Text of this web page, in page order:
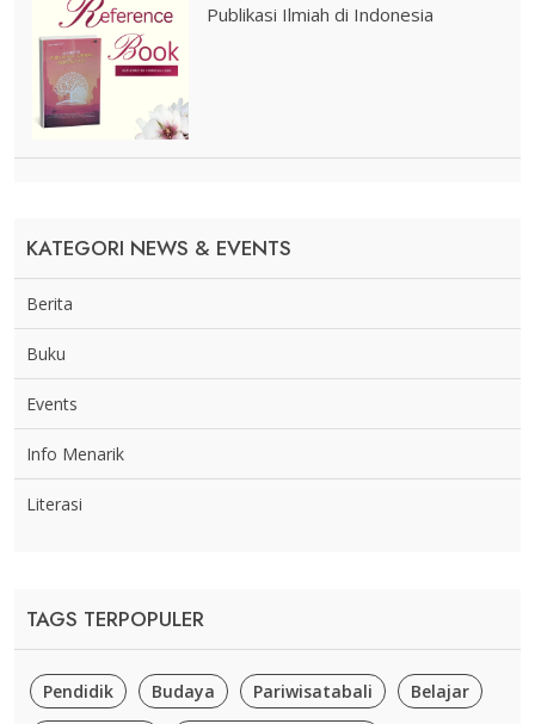
Publikasi Ilmiah di Indonesia
KATEGORI NEWS & EVENTS
Berita
Buku
Events
Info Menarik
Literasi
TAGS TERPOPULER
Pendidik Budaya Pariwisatabali Belajar